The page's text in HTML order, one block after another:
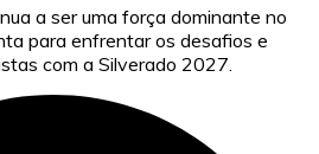
a ser uma força dominante no
para enfrentar os desafios e
com a Silverado 2027.